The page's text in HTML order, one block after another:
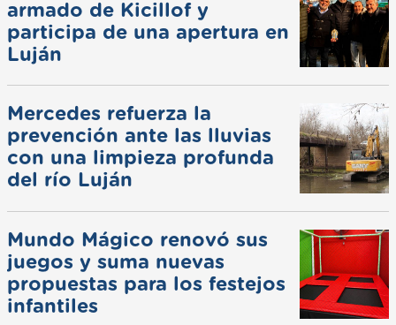
armado de Kicillof y
participa de una apertura en
Luján
Mercedes refuerza la
prevención ante las lluvias
con una limpieza profunda
del río Luján
Mundo Mágico renovó sus
juegos y suma nuevas
propuestas para los festejos
infantiles